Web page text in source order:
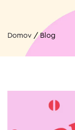
Domov /Blog